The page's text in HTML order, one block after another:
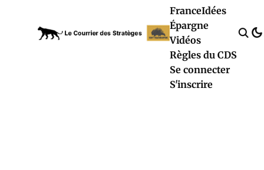
FranceIdées
Épargne
Vidéos
Règles du CDS
Se connecter
S'inscrire